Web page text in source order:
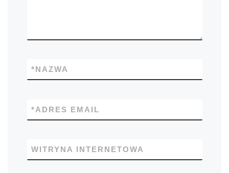
NAZWA
*
ADRES EMAIL
*
WITRYNA INTERNETOWA